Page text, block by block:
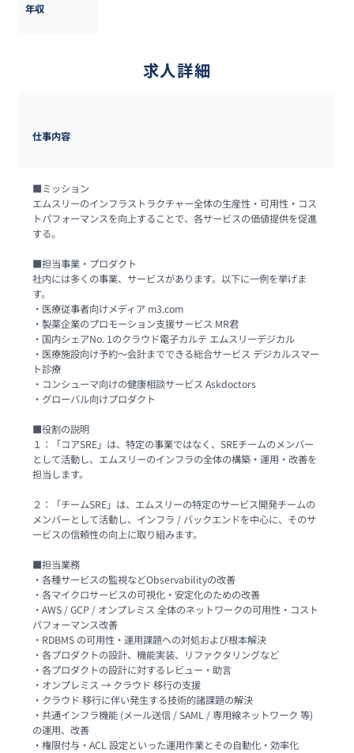
年収
求人詳細
仕事内容
■ミッション
エムスリーのインフラストラクチャー全体の生産性・可用性・コス
トパフォーマンスを向上することで、各サービスの価値提供を促進
する。
■担当事業・プロダクト
社内には多くの事業、サービスがあります。以下に一例を挙げま
す。
・医療従事者向けメディア m3.com
・製薬企業のプロモーション支援サービス MR君
・国内シェアNo. 1のクラウド電子カルテ エムスリーデジカル
・医療施設向け予約〜会計までできる総合サービス デジカルスマー
ト診療
・コンシューマ向けの健康相談サービス Askdoctors
・グローバル向けプロダクト
■役割の説明
１：「コアSRE」は、特定の事業ではなく、SREチームのメンバー
として活動し、エムスリーのインフラの全体の構築・運用・改善を
担当します。
２：「チームSRE」は、エムスリーの特定のサービス開発チームの
メンバーとして活動し、インフラ / バックエンドを中心に、そのサ
ービスの信頼性の向上に取り組みます。
■担当業務
・各種サービスの監視などObservabilityの改善
・各マイクロサービスの可視化・安定化のための改善
・AWS / GCP / オンプレミス 全体のネットワークの可用性・コスト
パフォーマンス改善
・RDBMS の可用性・運用課題への対処および根本解決
・各プロダクトの設計、機能実装、リファクタリングなど
・各プロダクトの設計に対するレビュー・助言
・オンプレミス → クラウド 移行の支援
・クラウド 移行に伴い発生する技術的諸課題の解決
・共通インフラ機能 (メール送信 / SAML / 専用線ネットワーク 等)
の運用、改善
・権限付与・ACL 設定といった運用作業とその自動化・効率化